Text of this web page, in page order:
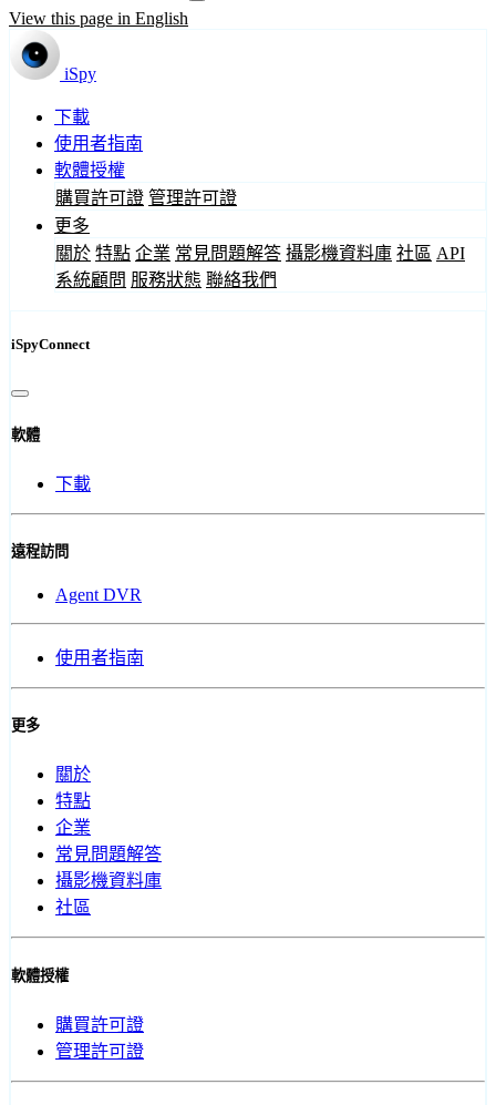
View this page in English
iSpy
下載
使用者指南
軟體授權
購買許可證 管理許可證
更多
關於 特點 企業 常見問題解答 攝影機資料庫 社區 API
系統顧問 服務狀態 聯絡我們
iSpyConnect
軟體
下載
遠程訪問
Agent DVR
使用者指南
更多
關於
特點
企業
常見問題解答
攝影機資料庫
社區
軟體授權
購買許可證
管理許可證